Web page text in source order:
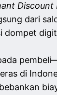
Discount
dari
di